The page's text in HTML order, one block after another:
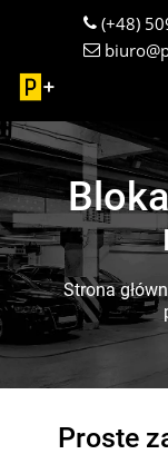
(+48)
Strona
Proste